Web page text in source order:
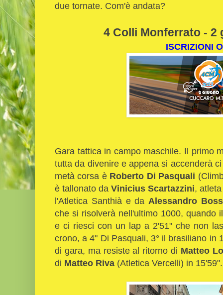
due tornate. Com'è andata?
4 Colli Monferrato - 2
ISCRIZIONI
Gara tattica in campo maschile. Il primo
tutta da divenire e appena si accenderà
metà corsa è Roberto Di Pasquali
è tallonato da Vinicius Scartazzini,
l'Atletica Santhià e da Alessandro
che si risolverà nell'ultimo 1000, quando
e ci riesci con un lap a 2'51" che non
crono, a 4" Di Pasquali, 3° il brasiliano in
di gara, ma resiste al ritorno di Matteo
di Matteo Riva (Atletica Vercelli) in 15'59".